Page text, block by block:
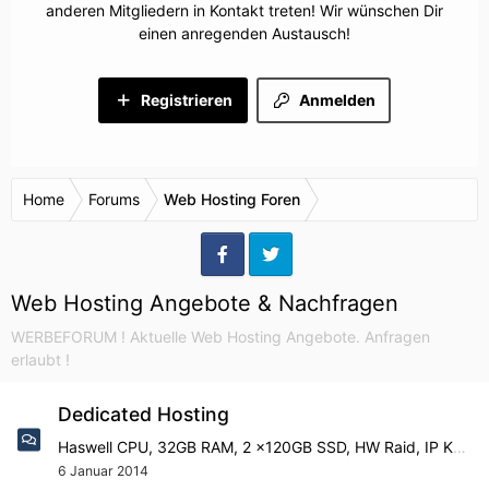
anderen Mitgliedern in Kontakt treten! Wir wünschen Dir
einen anregenden Austausch!
Anmelden
Registrieren
Home Forums Web Hosting Foren
Web Hosting Angebote & Nachfragen
WERBEFORUM ! Aktuelle Web Hosting Angebote. Anfragen
erlaubt !
Dedicated Hosting
Haswell CPU, 32GB RAM, 2 x120GB SSD, HW Raid, IP KVM von 142€/Mo
6 Januar 2014